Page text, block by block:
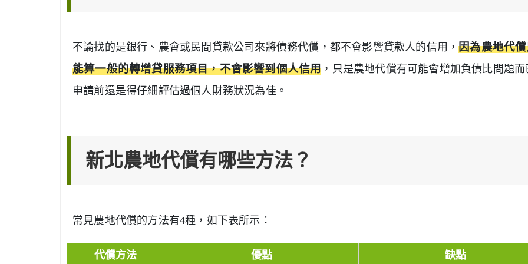
不論找的是銀行、農會或民間貸款公司來將債務代償，都不會影響貸款人的信用，因為農地代
能算一般的轉增貸服務項目，不會影響到個人信用 ，只是農地代償有可能會增加負債比問題而
申請前還是得仔細評估過個人財務狀況為佳。
新北農地代償有哪些方法？
常見農地代償的方法有4種，如下表所示：
代償方法 優點 缺點